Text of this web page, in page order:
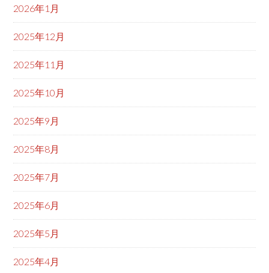
2026年1月
2025年12月
2025年11月
2025年10月
2025年9月
2025年8月
2025年7月
2025年6月
2025年5月
2025年4月